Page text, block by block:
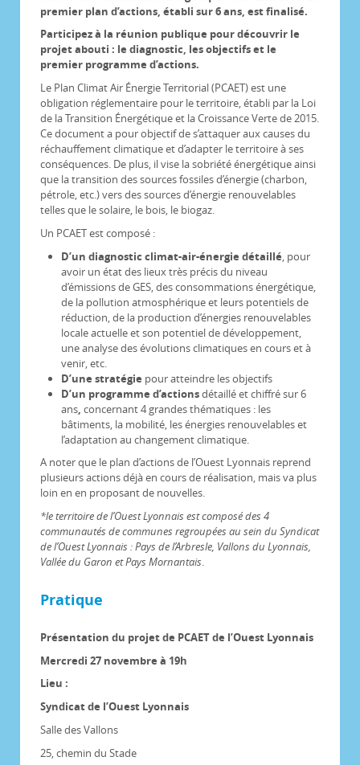
premier plan d’actions, établi sur 6 ans, est finalisé.
Participez à la réunion publique pour découvrir le
projet abouti : le diagnostic, les objectifs et le
premier programme d’actions.
Le Plan Climat Air Énergie Territorial (PCAET) est une
obligation réglementaire pour le territoire, établi par la Loi
de la Transition Énergétique et la Croissance Verte de 2015.
Ce document a pour objectif de s’attaquer aux causes du
réchauffement climatique et d’adapter le territoire à ses
conséquences. De plus, il vise la sobriété énergétique ainsi
que la transition des sources fossiles d’énergie (charbon,
pétrole, etc.) vers des sources d’énergie renouvelables
telles que le solaire, le bois, le biogaz.
Un PCAET est composé :
D’un diagnostic climat-air-énergie détaillé , pour
avoir un état des lieux très précis du niveau
d’émissions de GES, des consommations énergétique,
de la pollution atmosphérique et leurs potentiels de
réduction, de la production d’énergies renouvelables
locale actuelle et son potentiel de développement,
une analyse des évolutions climatiques en cours et à
venir, etc.
D’une stratégie pour atteindre les objectifs
D’un programme d’actionsdétaillé et chiffré sur 6
ans concernant 4 grandes thématiques : les
bâtiments, la mobilité, les énergies renouvelables et
l’adaptation au changement climatique.
A noter que le plan d’actions de l’Ouest Lyonnais reprend
plusieurs actions déjà en cours de réalisation, mais va plus
loin en en proposant de nouvelles.
*le territoire de l’Ouest Lyonnais est composé des 4
communautés de communes regroupées au sein du Syndicat
de l’Ouest Lyonnais : Pays de l’Arbresle, Vallons du Lyonnais,
Vallée du Garon et Pays Mornantais.
Pratique
Présentation du projet de PCAET de l’Ouest Lyonnais
Mercredi 27 novembre à 19h
Lieu :
Syndicat de l’Ouest Lyonnais
Salle des Vallons
25, chemin du Stade